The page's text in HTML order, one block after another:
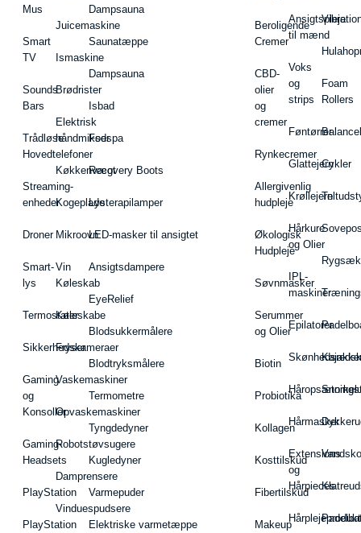
Mus
Smart
TV
Sounds
Bars
Trådløse
Hovedtelefoner
Streaming-
enheder
Droner
Smart-
lys
Termostater
Sikkerhedskameraer
Gaming
og
Konsoller
Gaming-
Headsets
PlayStation
PlayStation
Juicemaskine
Ismaskine
Brødrister
Elektrisk
håndmikser
Køkkenvægt
Kogeplade
Mikroovn
Vin
Køleskab
Køleskabe
Fryser
Vaskemaskiner
Opvaskemaskiner
Robotstøvsugere
Damprensere
Vinduespudsere
Dampsauna
Saunatæppe
Dampsauna
Isbad
Fodspa
Recovery Boots
Lysterapilamper
LED-masker til ansigtet
Ansigtsdampere
EyeRelief
Blodsukkermålere
Blodtryksmålere
Termometre
Tyngdedyner
Kugledyner
Varmepuder
Elektriske varmetæppe
Beroligende
Cremer
CBD-
olier
og
cremer
Rynkecremer
Allergivenlig
hudpleje
Økologisk
Hudpleje
Søvnmasker
Serummer
og Olier
Biotin
Probiotika
Kollagen
Kosttilskud
Fibertilskud
Makeup
Ansigtspleje
til mænd
Voks
og
strips
Føntørrer
Glattejern
Krøllejern
Hårkure
og Olier
IPL-
maskiner
Epilatorer
Hårmasker
Extensions
og
Hårpieces
Foam
Rollers
Cykler
Vandsko